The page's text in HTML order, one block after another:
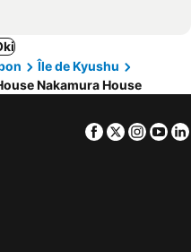
Île de Kyushu
Nakamura House
Facebook
Twitter